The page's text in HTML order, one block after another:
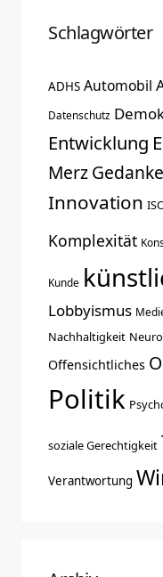
Schlagwörter
ADHS Automobil
Datenschutz
Entwicklung
Merz
Innovation
Komplexität
Kunde
Lobbyismus
Nachhaltigkeit
Offensichtliches
Politik
soziale Gerechtigkeit
Verantwortung